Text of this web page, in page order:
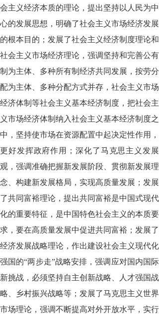
会主义经济本质的理论，提出坚持以人民为中
心的发展思想，明确了社会主义市场经济发展
的根本目的；发展了社会主义经济制度理论和
社会主义市场经济理论，强调坚持和完善公有
制为主体、多种所有制经济共同发展，按劳分
配为主体、多种分配方式并存，社会主义市场
经济体制等社会主义基本经济制度，把社会主
义市场经济体制纳入社会主义基本经济制度之
中，坚持使市场在资源配置中起决定性作用，
更好发挥政府作用；深化了马克思主义发展
观，强调准确把握新发展阶段、贯彻新发展理
念、构建新发展格局，实现高质量发展；发展
了共同富裕理论，提出共同富裕是中国式现代
化的重要特征，是中国特色社会主义的本质要
求，要在高质量发展中促进共同富裕；发展了
经济发展战略理论，作出建设社会主义现代化
强国的“两步走”战略安排，强调应对国内国际
新挑战，必须坚持自主创新战略、人才强国战
略、乡村振兴战略等；发展了马克思主义世界
市场理论，强调不断提高对外开放水平，实行